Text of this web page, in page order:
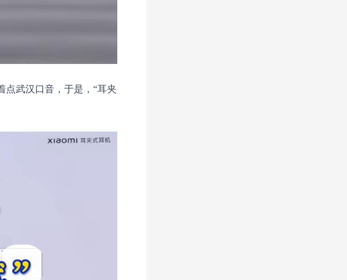
点武汉口音，于是，“耳夹